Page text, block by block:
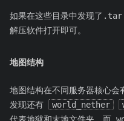
如果在这些目录中发现了
解压软件打开即可。
地图结构
地图结构在不同服务器核心
发现还有
world_nether
代表地狱和末地文件夹。而